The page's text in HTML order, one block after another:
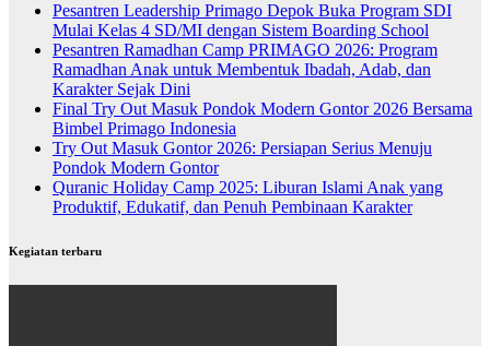
Pesantren Leadership Primago Depok Buka Program SDI
Mulai Kelas 4 SD/MI dengan Sistem Boarding School
Pesantren Ramadhan Camp PRIMAGO 2026: Program
Ramadhan Anak untuk Membentuk Ibadah, Adab, dan
Karakter Sejak Dini
Final Try Out Masuk Pondok Modern Gontor 2026 Bersama
Bimbel Primago Indonesia
Try Out Masuk Gontor 2026: Persiapan Serius Menuju
Pondok Modern Gontor
Quranic Holiday Camp 2025: Liburan Islami Anak yang
Produktif, Edukatif, dan Penuh Pembinaan Karakter
Kegiatan terbaru